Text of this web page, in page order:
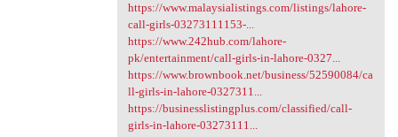
https://www.malaysialistings.com/listings/lahore-
call-girls-03273111153-...
https://www.242hub.com/lahore-
pk/entertainment/call-girls-in-lahore-0327...
https://www.brownbook.net/business/52590084/ca
ll-girls-in-lahore-0327311...
https://businesslistingplus.com/classified/call-
girls-in-lahore-03273111...